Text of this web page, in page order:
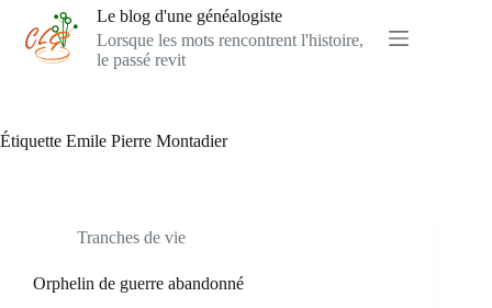
contenu
Le blog d'une généalogiste
Lorsque les mots rencontrent l'histoire,
le passé revit
Étiquette Emile Pierre Montadier
Tranches de vie
Orphelin de guerre abandonné